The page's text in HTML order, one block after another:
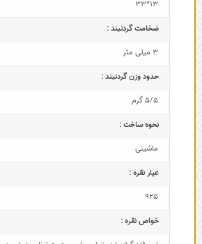
13*33
ضخامت گردنبند :
3 میلی متر
حدود وزن گردنبند :
5/5 گرم
نحوه ساخت :
ماشینی
عیار نقره :
925
خواص نقره :